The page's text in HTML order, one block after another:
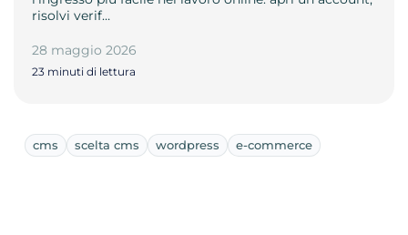
risolvi verif…
28 maggio 2026
23 minuti di lettura
cms scelta cms wordpress e-commerce